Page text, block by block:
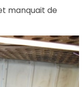
manquait de